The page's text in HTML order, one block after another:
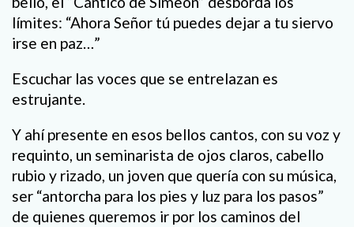
límites: “Ahora Señor tú puedes dejar a tu siervo
irse en paz…”
Escuchar las voces que se entrelazan es
estrujante.
Y ahí presente en esos bellos cantos, con su voz y
requinto, un seminarista de ojos claros, cabello
rubio y rizado, un joven que quería con su música,
ser “antorcha para los pies y luz para los pasos”
de quienes queremos ir por los caminos del